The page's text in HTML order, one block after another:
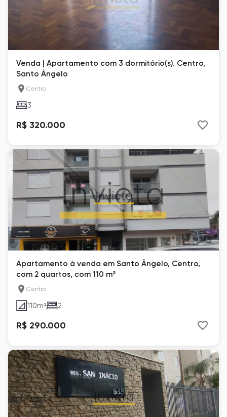
Venda | Apartamento com 3 dormitório(s). Centro,
Santo Ângelo
Centro
3
R$ 320.000
Apartamento à venda em Santo Ângelo, Centro,
com 2 quartos, com 110 m²
Centro
110m² 2
R$ 290.000